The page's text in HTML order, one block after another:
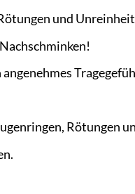
und
Rötungen